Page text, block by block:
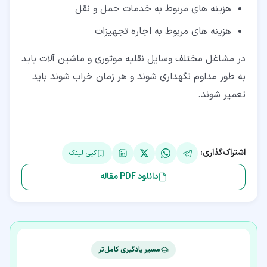
هزینه های مربوط به خدمات حمل و نقل
هزینه های مربوط به اجاره تجهیزات
در مشاغل مختلف وسایل نقلیه موتوری و ماشین آلات باید
به طور مداوم نگهداری شوند و هر زمان خراب شوند باید
تعمیر شوند.
اشتراک‌گذاری: کپی لینک
دانلود PDF مقاله
مسیر یادگیری کامل‌تر